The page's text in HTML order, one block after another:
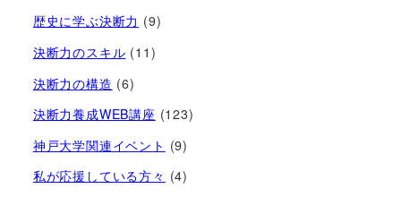
歴史に学ぶ決断力 (9)
決断力のスキル (11)
決断力の構造 (6)
決断力養成WEB講座 (123)
神戸大学関連イベント (9)
私が応援している方々 (4)